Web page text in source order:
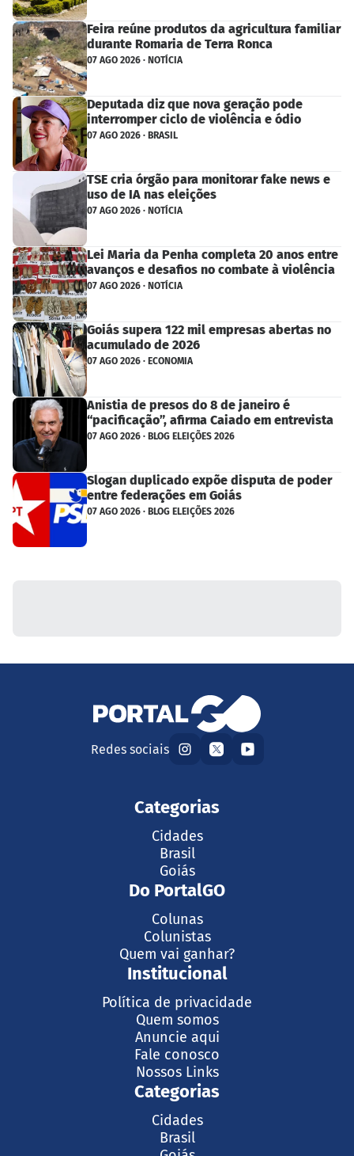
Feira reúne produtos da agricultura familiar
durante Romaria de Terra Ronca
07 AGO 2026 · NOTÍCIA
Deputada diz que nova geração pode
interromper ciclo de violência e ódio
07 AGO 2026 · BRASIL
TSE cria órgão para monitorar fake news e
uso de IA nas eleições
07 AGO 2026 · NOTÍCIA
Lei Maria da Penha completa 20 anos entre
avanços e desafios no combate à violência
07 AGO 2026 · NOTÍCIA
Goiás supera 122 mil empresas abertas no
acumulado de 2026
07 AGO 2026 · ECONOMIA
Anistia de presos do 8 de janeiro é
“pacificação”, afirma Caiado em entrevista
07 AGO 2026 · BLOG ELEIÇÕES 2026
Slogan duplicado expõe disputa de poder
entre federações em Goiás
07 AGO 2026 · BLOG ELEIÇÕES 2026
Redes sociais
Categorias
Cidades
Brasil
Goiás
Do PortalGO
Colunas
Colunistas
Quem vai ganhar?
Institucional
Política de privacidade
Quem somos
Anuncie aqui
Fale conosco
Nossos Links
Categorias
Cidades
Brasil